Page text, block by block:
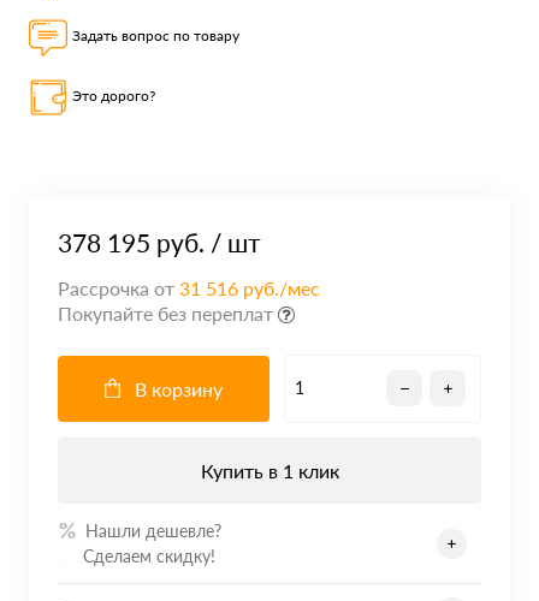
Задать вопрос по товару
Это дорого?
378 195 руб. / шт
Рассрочка от 31 516 руб./мес
Покупайте без переплат
В корзину
Купить в 1 клик
Нашли дешевле?
Сделаем скидку!